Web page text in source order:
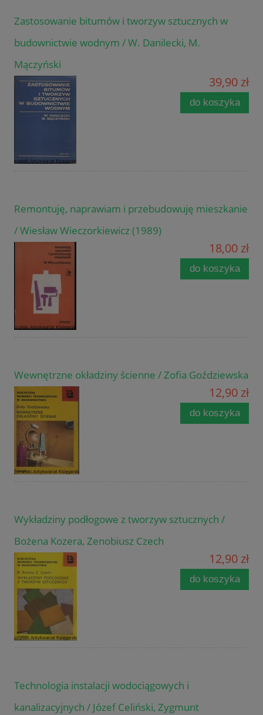
Zastosowanie bitumów i tworzyw sztucznych w
budownictwie wodnym / W. Danilecki, M.
Mączyński
39,90 zł
do koszyka
Remontuję, naprawiam i przebudowuję mieszkanie
/ Wiesław Wieczorkiewicz (1989)
18,00 zł
do koszyka
Wewnętrzne okładziny ścienne / Zofia Goździewska
12,90 zł
do koszyka
Wykładziny podłogowe z tworzyw sztucznych /
Bożena Kozera, Zenobiusz Czech
12,90 zł
do koszyka
Technologia instalacji wodociągowych i
kanalizacyjnych / Józef Celiński, Zygmunt